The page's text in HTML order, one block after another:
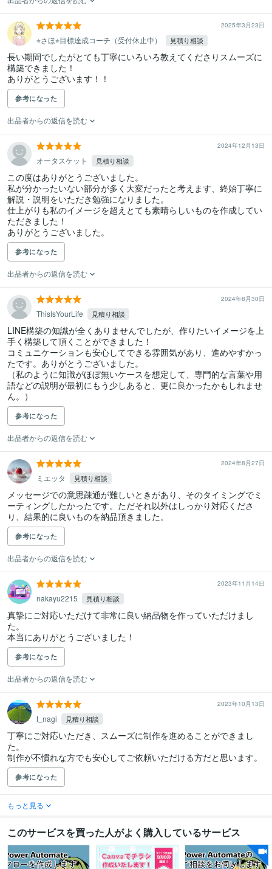
2025年3月23日
⭐︎さほ⭐︎目標達成コーチ（受付休止中） 見積り相談
長い期間でしたがとても丁寧にいろいろ教えてくださりスムーズに
構築できました！
ありがとうございます！！
参考になった
出品者からの返信を読む
2024年12月13日
オータスケット 見積り相談
この度はありがとうございました。
私が分かったいない部分が多く大変だったと考えます、終始丁寧に
解説・説明をいただき勉強になりました。
仕上がりも私のイメージを超えとても素晴らしいものを作成してい
ただきました！
ありがとうございました。
参考になった
出品者からの返信を読む
2024年8月30日
ThisIsYourLife 見積り相談
LINE構築の知識が全くありませんでしたが、作りたいイメージを上
手く構築して頂くことができました！
コミュニケーションも安心してできる雰囲気があり、進めやすかっ
たです。ありがとうございました。
（私のように知識がほぼ無いケースを想定して、専門的な言葉や用
語などの説明が最初にもう少しあると、更に良かったかもしれませ
ん。）
参考になった
出品者からの返信を読む
2024年8月27日
ミエッタ 見積り相談
メッセージでの意思疎通が難しいときがあり、そのタイミングでミ
ーティングしたかったです。ただそれ以外はしっかり対応くださ
り、結果的に良いものを納品頂きました。
参考になった
出品者からの返信を読む
2023年11月14日
nakayu2215 見積り相談
真摯にご対応いただけて非常に良い納品物を作っていただけまし
た。
本当にありがとうございました！
参考になった
出品者からの返信を読む
2023年10月13日
t_nagi 見積り相談
丁寧にご対応いただき、スムーズに制作を進めることができまし
た。
制作が不慣れな方でも安心してご依頼いただける方だと思います。
参考になった
もっと見る
このサービスを買った人がよく購入しているサービス